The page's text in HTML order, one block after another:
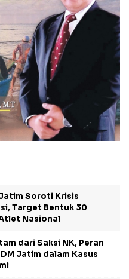
Soroti Krisis
Target Bentuk 30
Nasional
dari Saksi NK, Peran
Jatim dalam Kasus